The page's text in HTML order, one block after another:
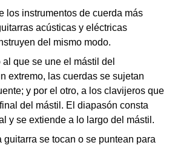
los instrumentos de cuerda más
acústicas y eléctricas
del mismo modo.
que se une el mástil del
extremo, las cuerdas se sujetan
y por el otro, a los clavijeros que
del mástil. El diapasón consta
y se extiende a lo largo del mástil.
guitarra se tocan o se puntean para